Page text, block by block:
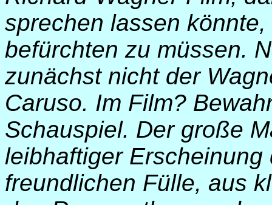
sprechen lassen
befürchten zu müssen.
zunächst nicht der
Caruso. Im Film?
Schauspiel. Der große
leibhaftiger
freundlichen Fülle, aus